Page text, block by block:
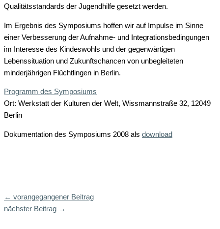
Qualitätsstandards der Jugendhilfe gesetzt werden.
Im Ergebnis des Symposiums hoffen wir auf Impulse im Sinne
einer Verbesserung der Aufnahme- und Integrationsbedingungen
im Interesse des Kindeswohls und der gegenwärtigen
Lebenssituation und Zukunftschancen von unbegleiteten
minderjährigen Flüchtlingen in Berlin.
Programm des Symposiums
Ort: Werkstatt der Kulturen der Welt, Wissmannstraße 32, 12049
Berlin
Dokumentation des Symposiums 2008 als download
← vorangegangener Beitrag
nächster Beitrag →